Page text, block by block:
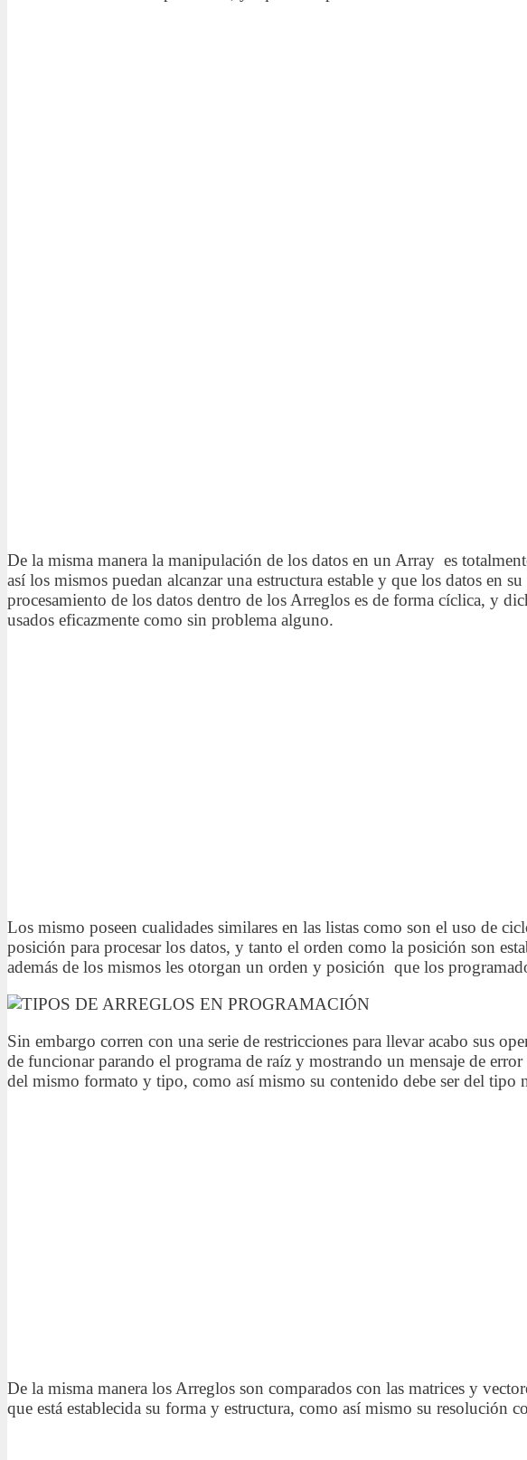
De la misma manera la manipulación de los datos en un Array es
así los mismos puedan alcanzar una estructura estable y que los datos en
procesamiento de los datos dentro de los Arreglos es de forma cíclica, y
usados eficazmente como sin problema alguno.
Los mismo poseen cualidades similares en las listas como son el uso de
posición para procesar los datos, y tanto el orden como la posición son
además de los mismos les otorgan un orden y posición que los
Sin embargo corren con una serie de restricciones para llevar acabo sus
de funcionar parando el programa de raíz y mostrando un mensaje de
del mismo formato y tipo, como así mismo su contenido debe ser del tipo
De la misma manera los Arreglos son comparados con las matrices y
que está establecida su forma y estructura, como así mismo su resolución